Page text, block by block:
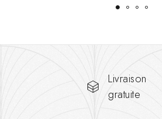
Livraison
gratuite